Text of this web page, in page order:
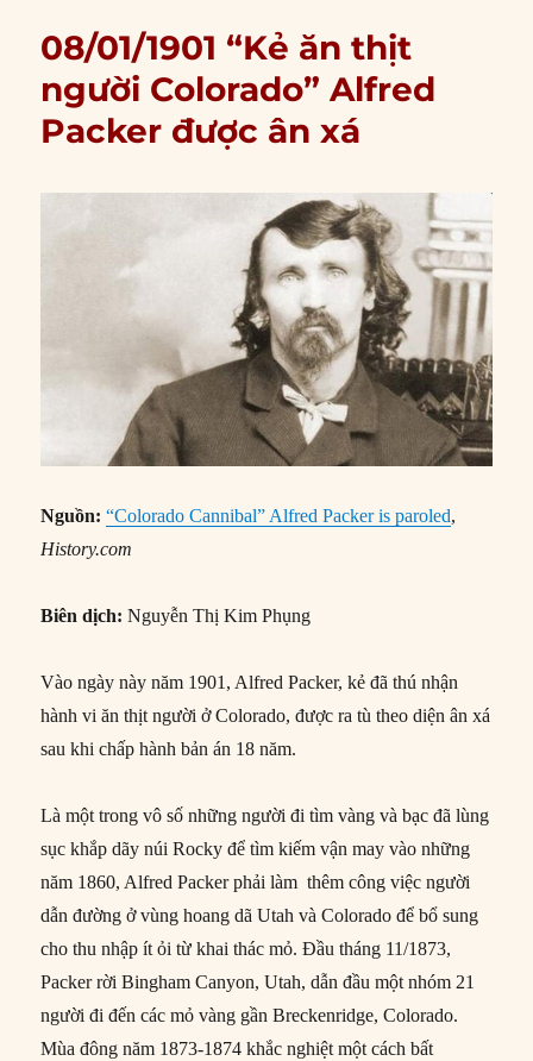
08/01/1901 “Kẻ ăn thịt
người Colorado” Alfred
Packer được ân xá
Nguồn: “Colorado Cannibal” Alfred Packer is paroled,
History.com
Biên dịch: Nguyễn Thị Kim Phụng
Vào ngày này năm 1901, Alfred Packer, kẻ đã thú nhận
hành vi ăn thịt người ở Colorado, được ra tù theo diện ân xá
sau khi chấp hành bản án 18 năm.
Là một trong vô số những người đi tìm vàng và bạc đã lùng
sục khắp dãy núi Rocky để tìm kiếm vận may vào những
năm 1860, Alfred Packer phải làm thêm công việc người
dẫn đường ở vùng hoang dã Utah và Colorado để bổ sung
cho thu nhập ít ỏi từ khai thác mỏ. Đầu tháng 11/1873,
Packer rời Bingham Canyon, Utah, dẫn đầu một nhóm 21
người đi đến các mỏ vàng gần Breckenridge, Colorado.
Mùa đông năm 1873-1874 khắc nghiệt một cách bất